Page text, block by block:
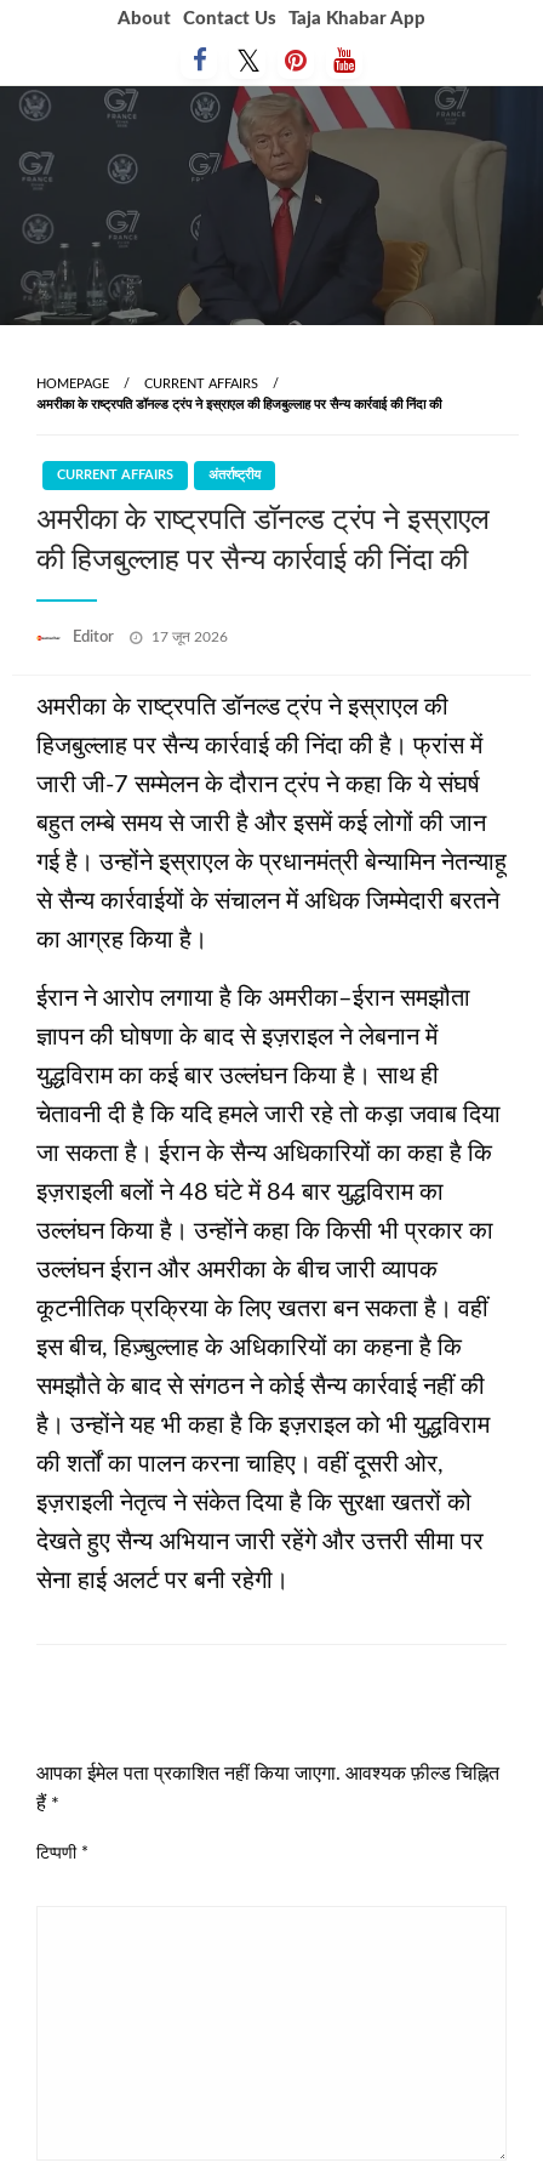
About Contact Us Taja Khabar App
HOMEPAGE
CURRENT AFFAIRS
अमरीका के राष्‍ट्रपति डॉनल्‍ड ट्रंप ने इस्राएल की हिजबुल्‍लाह पर सैन्‍य कार्रवाई की निंदा की
CURRENT AFFAIRS अंतर्राष्ट्रीय
अमरीका के राष्‍ट्रपति डॉनल्‍ड ट्रंप ने इस्राएल
की हिजबुल्‍लाह पर सैन्‍य कार्रवाई की निंदा की
Editor
Posted
17 जून 2026
अमरीका के राष्‍ट्रपति डॉनल्‍ड ट्रंप ने इस्राएल की
हिजबुल्‍लाह पर सैन्‍य कार्रवाई की निंदा की है। फ्रांस में
जारी जी-7 सम्‍मेलन के दौरान ट्रंप ने कहा कि ये संघर्ष
बहुत लम्‍बे समय से जारी है और इसमें कई लोगों की जान
गई है। उन्‍होंने इ्स्राएल के प्रधानमंत्री बेन्‍यामिन नेतन्‍याहू
से सैन्‍य कार्रवाईयों के संचालन में अधिक जिम्‍मेदारी बरतने
का आग्रह किया है।
ईरान ने आरोप लगाया है कि अमरीका–ईरान समझौता
ज्ञापन की घोषणा के बाद से इज़राइल ने लेबनान में
युद्धविराम का कई बार उल्लंघन किया है। साथ ही
चेतावनी दी है कि यदि हमले जारी रहे तो कड़ा जवाब दिया
जा सकता है। ईरान के सैन्य अधिकारियों का कहा है कि
इज़राइली बलों ने 48 घंटे में 84 बार युद्धविराम का
उल्लंघन किया है। उन्होंने कहा कि किसी भी प्रकार का
उल्लंघन ईरान और अमरीका के बीच जारी व्यापक
कूटनीतिक प्रक्रिया के लिए खतरा बन सकता है। वहीं
इस बीच, हिज़्बुल्लाह के अधिकारियों का कहना है कि
समझौते के बाद से संगठन ने कोई सैन्य कार्रवाई नहीं की
है। उन्होंने यह भी कहा है कि इज़राइल को भी युद्धविराम
की शर्तों का पालन करना चाहिए। वहीं दूसरी ओर,
इज़राइली नेतृत्व ने संकेत दिया है कि सुरक्षा खतरों को
देखते हुए सैन्य अभियान जारी रहेंगे और उत्तरी सीमा पर
सेना हाई अलर्ट पर बनी रहेगी।
आपका ईमेल पता प्रकाशित नहीं किया जाएगा. आवश्यक फ़ील्ड चिह्नित
हैं *
टिप्पणी *